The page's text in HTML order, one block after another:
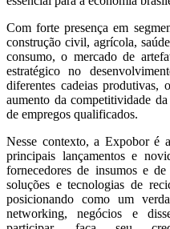
Com forte presença em
construção civil, agrícola,
consumo, o mercado de
estratégico no
diferentes cadeias produtivas,
aumento da competitividade
de empregos qualificados.
Nesse contexto, a Expobor é
principais lançamentos e
fornecedores de insumos e
soluções e tecnologias de
posicionando como um
networking, negócios e